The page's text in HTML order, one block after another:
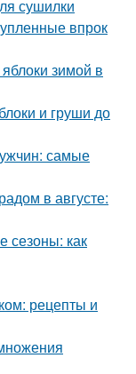
сушилки
впрок
зимой в
и груши до
самые
в августе:
сезоны: как
рецепты и